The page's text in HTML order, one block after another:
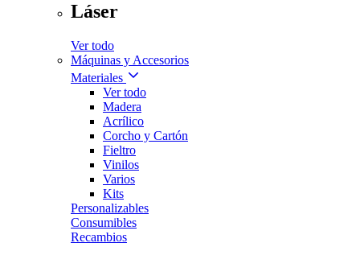
Láser
Ver todo
Máquinas y Accesorios
Materiales
Ver todo
Madera
Acrílico
Corcho y Cartón
Fieltro
Vinilos
Varios
Kits
Personalizables
Consumibles
Recambios